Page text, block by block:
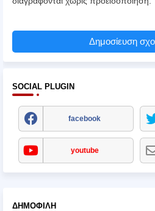
Δημοσίευση
SOCIAL PLUGIN
facebook
youtube
ΔΗΜΟΦΙΛΉ